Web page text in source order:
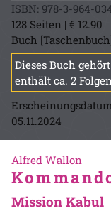
ISBN: 978-3-964-
128 Seiten | € 12.90
Buch
Dieses Buch
enthält ca. 2
05.11.2024
Alfred Wallon
Mission Kabul